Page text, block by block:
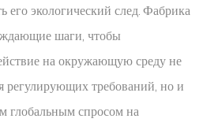
его экологический след. Фабрика
шаги, чтобы
на окружающую среду не
регулирующих требований, но и
глобальным спросом на